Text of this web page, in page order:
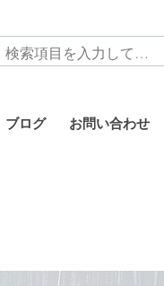
ブログ お問い合わせ